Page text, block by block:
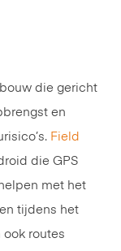
die gericht
en
Field
die GPS
met het
tijdens het
ook routes